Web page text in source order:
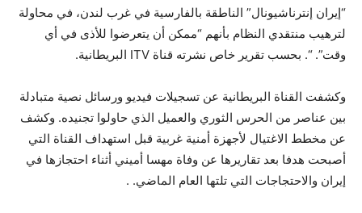
“إيران إنترناشيونال” الناطقة بالفارسية في غرب لندن، في محاولة
لترهيب منتقدي النظام بأنهم “ممكن أن يتعرضوا للأذى في أي
وقت”. “. بحسب تقرير خاص نشرته قناة ITV البريطانية.
وكشفت القناة البريطانية عن تسجيلات فيديو ورسائل نصية متبادلة
بين عناصر من الحرس الثوري والعميل الذي حاولوا تجنيده. وكشف
عن مخطط الاغتيال لأجهزة أمنية غربية قبل استهداف القناة التي
أصبحت هدفا بعد تقاريرها عن وفاة مهسا أميني أثناء احتجازها في
إيران والاحتجاجات التي تلتها العام الماضي. .